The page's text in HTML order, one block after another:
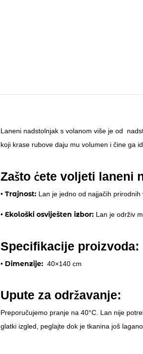
Laneni nadstolnjak s volanom više je od
koji krase rubove daju mu volumen i čine ga
Zašto ćete voljeti laneni
• Trajnost: Lan je jedno od najjačih
• Ekološki osviješten izbor: Lan je održiv
Specifikacije proizvoda:
• Dimenzije: 40×140 cm
Upute za održavanje:
Preporučujemo pranje na 40°C. Lan nije
glatki izgled, peglajte dok je tkanina još